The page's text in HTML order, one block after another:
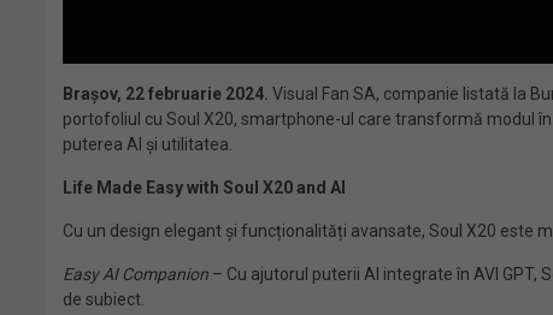
Brașov, 22 februarie 2024. Visual Fan SA, companie listată la
portofoliul cu Soul X20, smartphone-ul care transformă modul
puterea AI și utilitatea.
Life Made Easy with Soul X20 and AI
Cu un design elegant și funcționalități avansate, Soul X20 este
Easy AI Companion – Cu ajutorul puterii AI integrate în AVI
de subiect.